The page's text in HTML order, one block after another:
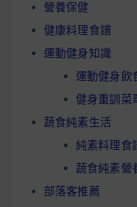
營養保健
健康料理食譜
運動健身知識
運動健身飲
健身重訓菜
蔬食純素生活
純素料理食
蔬食純素營
部落客推薦